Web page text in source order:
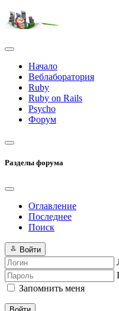
Начало
Веблаборатория
Ruby
Ruby on Rails
Psycho
Форум
Разделы форума
Оглавление
Последнее
Поиск
Войти
Запомнить меня